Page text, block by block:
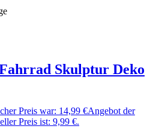
Skulptur Deko
Preis war: 14,99 €Angebot der
Preis ist: 9,99 €.